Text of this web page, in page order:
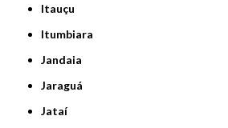
Itauçu
Itumbiara
Jandaia
Jaraguá
Jataí